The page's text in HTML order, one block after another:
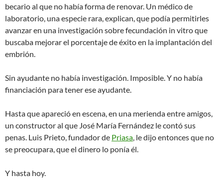
becario al que no había forma de renovar. Un médico de
laboratorio, una especie rara, explican, que podía permitirles
avanzar en una investigación sobre fecundación in vitro que
buscaba mejorar el porcentaje de éxito en la implantación del
embrión.
Sin ayudante no había investigación. Imposible. Y no había
financiación para tener ese ayudante.
Hasta que apareció en escena, en una merienda entre amigos,
un constructor al que José María Fernández le contó sus
penas. Luis Prieto, fundador de Priasa, le dijo entonces que no
se preocupara, que el dinero lo ponía él.
Y hasta hoy.